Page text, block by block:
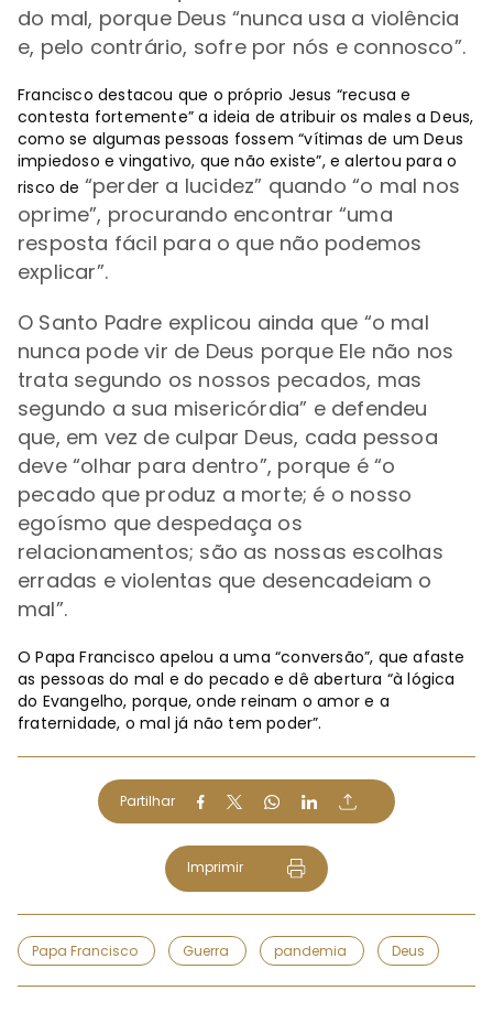
do mal, porque Deus “nunca usa a violência
e, pelo contrário, sofre por nós e connosco”.
Francisco destacou que o próprio Jesus “recusa e
contesta fortemente” a ideia de atribuir os males a Deus,
como se algumas pessoas fossem “vítimas de um Deus
impiedoso e vingativo, que não existe”, e alertou para o
risco de “perder a lucidez” quando“o mal nos
oprime”, procurando encontrar“uma
resposta fácil para o que não podemos
explicar”.
O Santo Padre explicou ainda que “o mal
nunca pode vir de Deus porque Ele não nos
trata segundo os nossos pecados, mas
segundo a sua misericórdia” e defendeu
que, em vez de culpar Deus, cada pessoa
deve “olhar para dentro”, porque é“o
pecado que produz a morte; é o nosso
egoísmo que despedaça os
relacionamentos; são as nossas escolhas
erradas e violentas que desencadeiam o
mal”.
O Papa Francisco apelou a uma “conversão”, que afaste
as pessoas do mal e do pecado e dê abertura “à lógica
do Evangelho, porque, onde reinam o amor e a
fraternidade, o mal já não tem poder”.
Partilhar
Imprimir
Papa Francisco Guerra pandemia Deus